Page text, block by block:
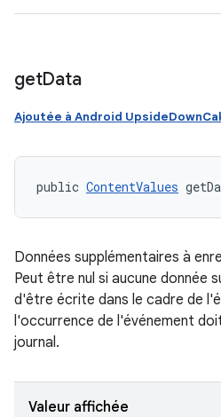
getData
Ajoutée à Android
public ContentValues
Données supplémentaires à
Peut être nul si aucune donnée
d'être écrite dans le cadre de
l'occurrence de l'événement
journal.
Valeur affichée